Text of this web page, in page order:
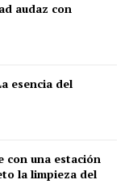
audaz con
esencia del
con una estación
la limpieza del